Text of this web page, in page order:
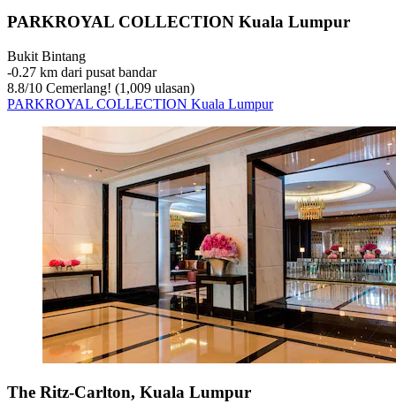
PARKROYAL COLLECTION Kuala Lumpur
Bukit Bintang
‐0.27 km dari pusat bandar
8.8/10 Cemerlang! (1,009 ulasan)
PARKROYAL COLLECTION Kuala Lumpur
The Ritz-Carlton, Kuala Lumpur